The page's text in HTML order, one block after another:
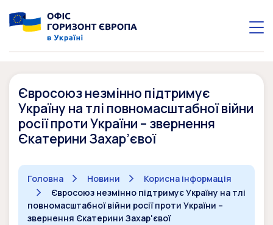
Євросоюз незмінно підтримує
Україну на тлі повномасштабної війни
росії проти України – звернення
Єкатерини Захар’євої
Головна Новини
Корисна інформація
Євросоюз незмінно підтримує Україну на тлі
повномасштабної війни росії проти України –
звернення Єкатерини Захар'євої